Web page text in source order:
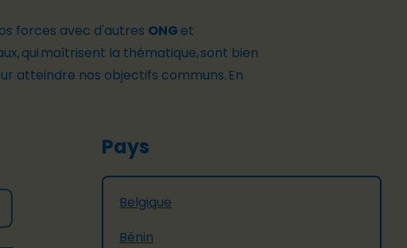
forces avec d'autres ONG et
qui maîtrisent la thématique, sont bien
atteindre nos objectifs communs. En
Pays
Belgique
Bénin